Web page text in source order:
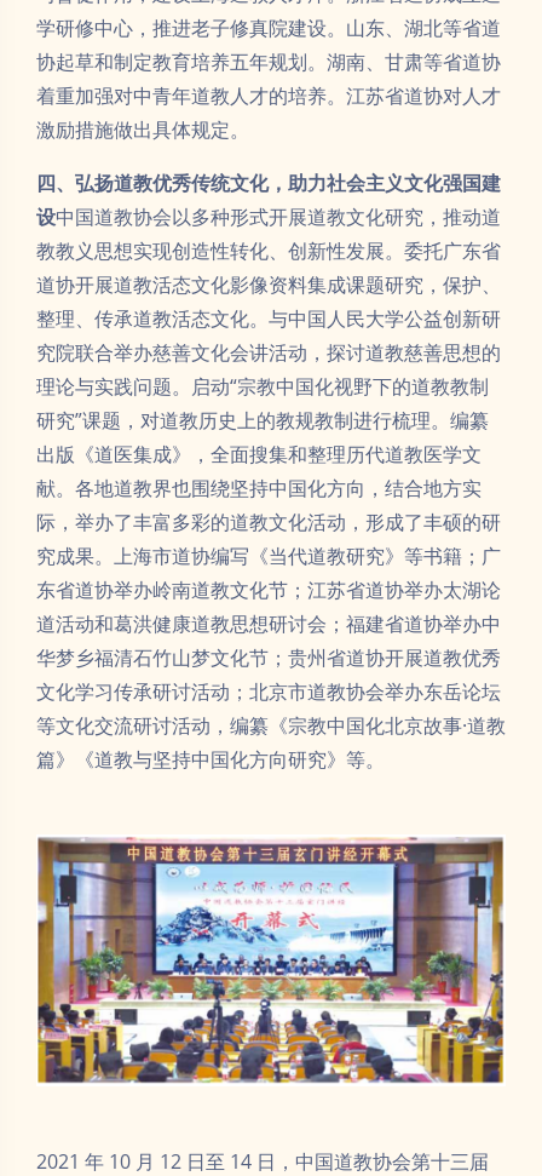
学研修中心，推进老子修真院建设。山东、湖北等省道
协起草和制定教育培养五年规划。湖南、甘肃等省道协
着重加强对中青年道教人才的培养。江苏省道协对人才
激励措施做出具体规定。
四、弘扬道教优秀传统文化，助力社会主义文化强国建
设中国道教协会以多种形式开展道教文化研究，推动道
教教义思想实现创造性转化、创新性发展。委托广东省
道协开展道教活态文化影像资料集成课题研究，保护、
整理、传承道教活态文化。与中国人民大学公益创新研
究院联合举办慈善文化会讲活动，探讨道教慈善思想的
理论与实践问题。启动“宗教中国化视野下的道教教制
研究”课题，对道教历史上的教规教制进行梳理。编纂
出版《道医集成》，全面搜集和整理历代道教医学文
献。各地道教界也围绕坚持中国化方向，结合地方实
际，举办了丰富多彩的道教文化活动，形成了丰硕的研
究成果。上海市道协编写《当代道教研究》等书籍；广
东省道协举办岭南道教文化节；江苏省道协举办太湖论
道活动和葛洪健康道教思想研讨会；福建省道协举办中
华梦乡福清石竹山梦文化节；贵州省道协开展道教优秀
文化学习传承研讨活动；北京市道教协会举办东岳论坛
等文化交流研讨活动，编纂《宗教中国化北京故事·道教
篇》《道教与坚持中国化方向研究》等。
2021 年 10 月 12 日至 14 日，中国道教协会第十三届